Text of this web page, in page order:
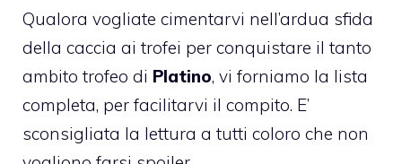
Qualora vogliate cimentarvi nell’ardua sfida
della caccia ai trofei per conquistare il tanto
ambito trofeo di Platino, vi forniamo la lista
completa, per facilitarvi il compito. E’
sconsigliata la lettura a tutti coloro che non